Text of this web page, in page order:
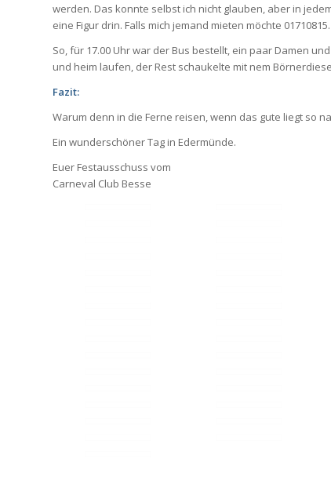
werden. Das konnte selbst ich nicht glauben, aber in
eine Figur drin. Falls mich jemand mieten möchte
So, für 17.00 Uhr war der Bus bestellt, ein paar Damen
und heim laufen, der Rest schaukelte mit nem
Fazit:
Warum denn in die Ferne reisen, wenn das gute liegt so
Ein wunderschöner Tag in Edermünde.
Euer Festausschuss vom
Carneval Club Besse